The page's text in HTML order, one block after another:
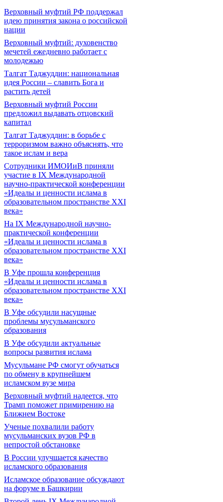
Верховный муфтий РФ поддержал
идею принятия закона о российской
нации
Верховный муфтий: духовенство
мечетей ежедневно работает с
молодежью
Талгат Таджуддин: национальная
идея России – славить Бога и
растить детей
Верховный муфтий России
предложил выдавать отцовский
капитал
Талгат Таджуддин: в борьбе с
терроризмом важно объяснять, что
такое ислам и вера
Сотрудники ИМОИиВ приняли
участие в IX Международной
научно-практической конференции
«Идеалы и ценности ислама в
образовательном пространстве XXI
века»
На IX Международной научно-
практической конференции
«Идеалы и ценности ислама в
образовательном пространстве XXI
века»
В Уфе прошла конференция
«Идеалы и ценности ислама в
образовательном пространстве XXI
века»
В Уфе обсудили насущные
проблемы мусульманского
образования
В Уфе обсудили актуальные
вопросы развития ислама
Мусульмане РФ смогут обучаться
по обмену в крупнейшем
исламском вузе мира
Верховный муфтий надеется, что
Трамп поможет примирению на
Ближнем Востоке
Ученые похвалили работу
мусульманских вузов РФ в
непростой обстановке
В России улучшается качество
исламского образования
Исламское образование обсуждают
на форуме в Башкирии